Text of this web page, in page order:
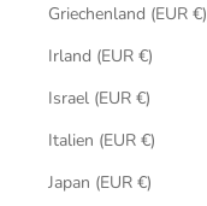
Griechenland (EUR €)
Irland (EUR €)
Israel (EUR €)
Italien (EUR €)
Japan (EUR €)